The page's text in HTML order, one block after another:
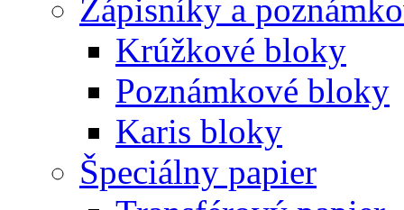
Zápisníky a
Krúžkové bloky
Poznámkové bloky
Karis bloky
Špeciálny papier